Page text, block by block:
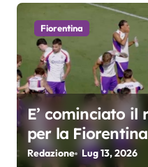
i
o
l
i
Fiorentina
E’ cominciato
per la
Redazione Lug 13, 2026